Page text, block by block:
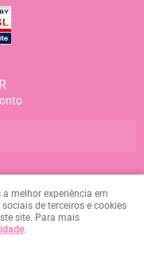
084.158.107-09
melhor experiência em
de terceiros e cookies
site. Para mais
.